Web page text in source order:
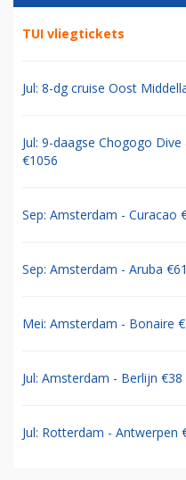
TUI vliegtickets
Jul: 8-dg cruise Oost
Jul: 9-daagse Chogogo
€1056
Sep: Amsterdam - Curacao
Sep: Amsterdam - Aruba
Mei: Amsterdam - Bonaire
Jul: Amsterdam - Berlijn €38
Jul: Rotterdam - Antwerpen